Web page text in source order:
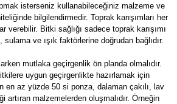
isterseniz kullanabileceğiniz malzeme ve
bilgilendirmedir. Toprak karışımları her
verebilir. Bitki sağlığı sadece toprak karışımı
ve ışık faktörlerine doğrudan bağlıdır.
mutlaka geçirgenlik ön planda olmalıdır.
uygun geçirgenlikte hazırlamak için
en az yüzde 50 si ponza, dalaman çakılı, lav
artıran malzemelerden oluşmalıdır. Örneğin